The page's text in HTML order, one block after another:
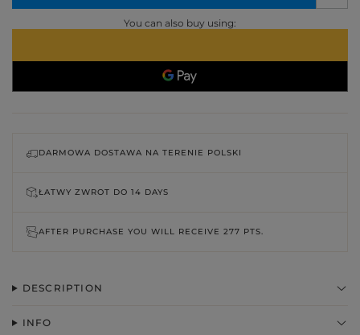
You can also buy using:
DARMOWA DOSTAWA NA TERENIE POLSKI
ŁATWY ZWROT DO 14 DAYS
AFTER PURCHASE YOU WILL RECEIVE 277 PTS.
DESCRIPTION
INFO